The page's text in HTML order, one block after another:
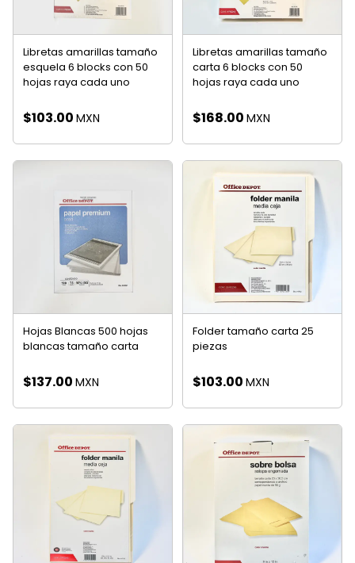
Libretas amarillas tamaño
esquela 6 blocks con 50
hojas raya cada uno
$103.00 MXN
Libretas amarillas tamaño
carta 6 blocks con 50
hojas raya cada uno
$168.00 MXN
Hojas Blancas 500 hojas
blancas tamaño carta
$137.00 MXN
Folder tamaño carta 25
piezas
$103.00 MXN